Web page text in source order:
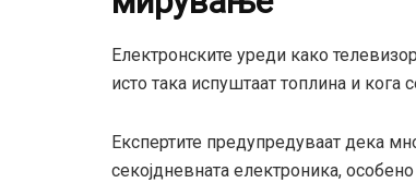
Електронските уреди како
исто така испуштаат топлина и
Експертите предупредуваат дека
секојдневната електроника,